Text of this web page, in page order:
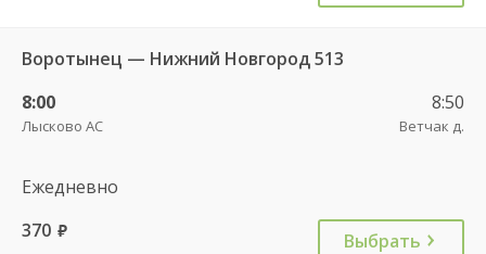
Воротынец — Нижний Новгород 513
8:00
Лысково АС
8:50
Ветчак д.
Ежедневно
370 руб. Выбрать